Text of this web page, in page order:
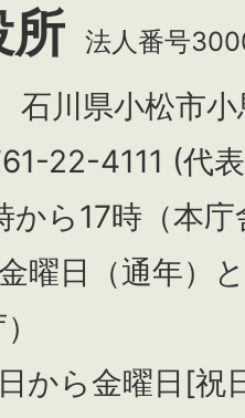
所 法人番号
川県小松市小
22-4111 (代
から17時（本
曜日（通年）と
から金曜日[祝